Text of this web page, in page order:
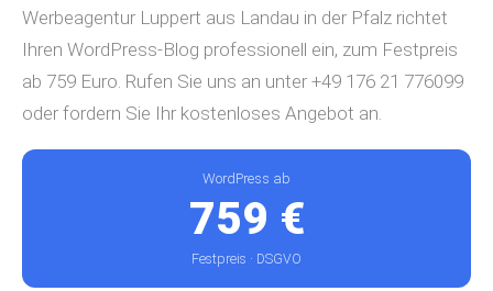
Werbeagentur Luppert aus Landau in der Pfalz richtet
Ihren WordPress-Blog professionell ein, zum Festpreis
ab 759 Euro. Rufen Sie uns an unter +49 176 21 776099
oder fordern Sie Ihr kostenloses Angebot an.
WordPress ab
759 €
Festpreis · DSGVO